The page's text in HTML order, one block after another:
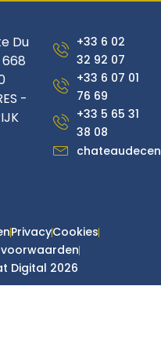
Du
-
+33 6 02
32 92 07
+33 6 07 01
76 69
+33 5 65 31
38 08
PrivacyCookies
Digital 2026